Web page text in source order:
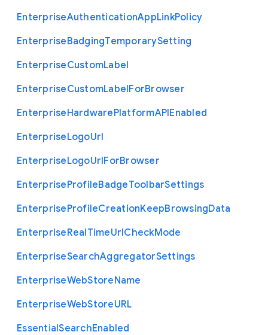
EnterpriseAuthenticationAppLinkPolicy
EnterpriseBadgingTemporarySetting
EnterpriseCustomLabel
EnterpriseCustomLabelForBrowser
EnterpriseHardwarePlatformAPIEnabled
EnterpriseLogoUrl
EnterpriseLogoUrlForBrowser
EnterpriseProfileBadgeToolbarSettings
EnterpriseProfileCreationKeepBrowsingData
EnterpriseRealTimeUrlCheckMode
EnterpriseSearchAggregatorSettings
EnterpriseWebStoreName
EnterpriseWebStoreURL
EssentialSearchEnabled